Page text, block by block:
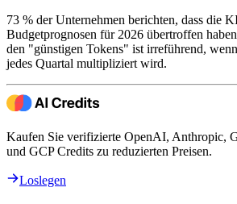
73 % der Unternehmen berichten, dass die
Budgetprognosen für 2026 übertroffen
den "günstigen Tokens" ist irreführend,
jedes Quartal multipliziert wird.
Kaufen Sie verifizierte OpenAI, Anthropic,
und GCP Credits zu reduzierten Preisen.
Loslegen